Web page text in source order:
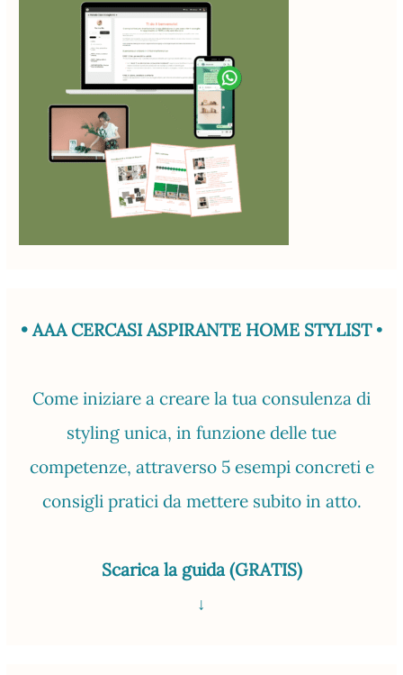
• AAA CERCASI ASPIRANTE HOME STYLIST •
Come iniziare a creare la tua consulenza di
styling unica, in funzione delle tue
competenze, attraverso 5 esempi concreti e
consigli pratici da mettere subito in atto.
Scarica la guida (GRATIS)
↓